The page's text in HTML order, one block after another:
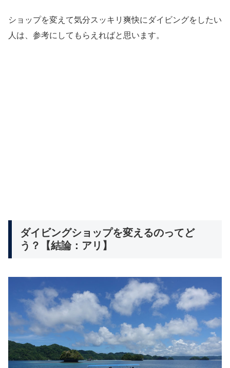
ショップを変えて気分スッキリ爽快にダイビングをしたい
人は、参考にしてもらえればと思います。
ダイビングショップを変えるのってど
う？【結論：アリ】